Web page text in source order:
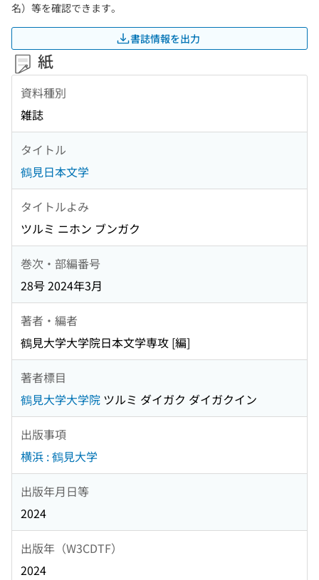
名）等を確認できます。
書誌情報を出力
紙
資料種別
雑誌
タイトル
鶴見日本文学
タイトルよみ
ツルミ ニホン ブンガク
巻次・部編番号
28号 2024年3月
著者・編者
鶴見大学大学院日本文学専攻 [編]
著者標目
鶴見大学大学院 ツルミ ダイガク ダイガクイン
出版事項
横浜 : 鶴見大学
出版年月日等
2024
出版年（W3CDTF）
2024